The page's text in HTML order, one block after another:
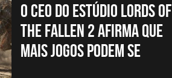
O CEO DO ESTÚDIO LORDS OF
THE FALLEN 2 AFIRMA QUE
MAIS JOGOS PODEM SE